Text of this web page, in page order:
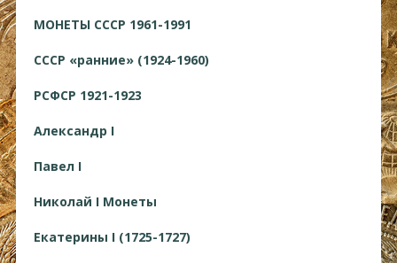
МОНЕТЫ СССР 1961-1991
СССР «ранние» (1924-1960)
РСФСР 1921-1923
Александр I
Павел I
Николай I Монеты
Екатерины I (1725-1727)